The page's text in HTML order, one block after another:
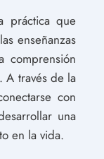
práctica que
enseñanzas
A través de la
con
una
en la vida.